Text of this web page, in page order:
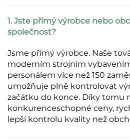
1. Jste přímý výrobce nebo
společnost?
Jsme přímý výrobce. Naše
moderním strojním
personálem více než 150
umožňuje plně kontrolovat
začátku do konce. Díky tomu
konkurenceschopné ceny,
lepší kontrolu kvality než